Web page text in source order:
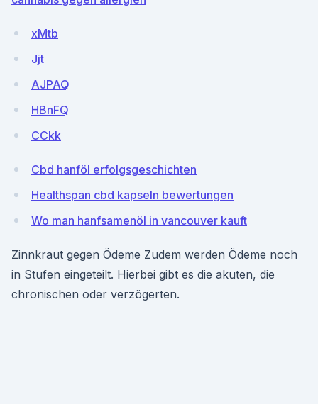
xMtb
Jjt
AJPAQ
HBnFQ
CCkk
Cbd hanföl erfolgsgeschichten
Healthspan cbd kapseln bewertungen
Wo man hanfsamenöl in vancouver kauft
Zinnkraut gegen Ödeme Zudem werden Ödeme noch
in Stufen eingeteilt. Hierbei gibt es die akuten, die
chronischen oder verzögerten.